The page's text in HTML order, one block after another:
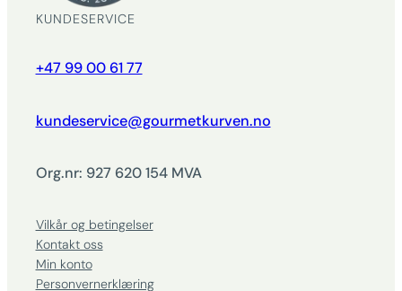
KUNDESERVICE
+47 99 00 61 77
kundeservice@gourmetkurven.no
Org.nr: 927 620 154 MVA
Vilkår og betingelser
Kontakt oss
Min konto
Personvernerklæring